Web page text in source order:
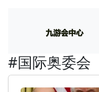
#国际奥委会